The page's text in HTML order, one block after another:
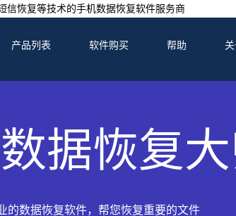
信恢复等技术的手机数据恢复软件服务商
产品列表 软件购买 帮助 关
据恢复
的数据恢复软件，帮您恢复重要的文件